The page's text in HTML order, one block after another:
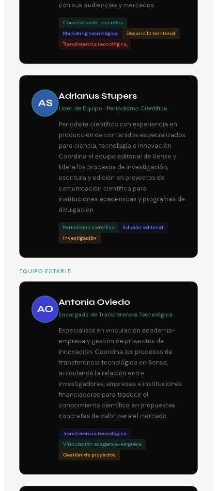
con sus audiencias y mercados.
Comunicación científica
Marketing tecnológico
Desarrollo territorial
Transferencia tecnológica
AS
Adrianus Stupers
Líder de Equipo · Periodismo Científico
Periodista científico con experiencia en
producción de contenidos especializados
para ciencia, tecnología e innovación.
Coordina el equipo editorial de Sense y
lidera los procesos de investigación,
escritura y edición en proyectos de
comunicación científica para
instituciones académicas y programas de
divulgación.
Periodismo científico
Edición editorial
Investigación
EQUIPO ESTABLE
AO
Antonia Oviedo
Encargada de Transferencia Tecnológica
Especialista en vinculación academia-
empresa y gestión de proyectos de
innovación. Coordina los procesos de
transferencia tecnológica en Sense,
articulando la relación entre
investigadores, empresas e instituciones
financiadoras para traducir el
conocimiento científico en propuestas
concretas de valor para el mercado.
Transferencia tecnológica
Vinculación academia-empresa
Gestión de proyectos